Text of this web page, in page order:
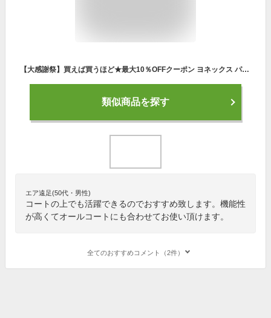
【大感謝祭】買えば買うほど★最大10％OFFクーポン ヨネックス パワークッション チームAC SHTTAC メンズ レディース テニス オールコート用シューズ 3E : ブラック YONEX 1908outlet
類似商品を探す
エア遠足(50代・男性)
コートの上でも活躍できるのでおすすめ致します。機能性
が高くてオールコートにも合わせてお使い頂けます。
全てのおすすめコメント（2件）